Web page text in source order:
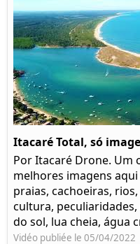
Itacaré Total, só
Por Itacaré Drone. Um
melhores imagens
praias, cachoeiras,
cultura,
do sol, lua cheia, água
Vidéo publiée le 05/04/2022